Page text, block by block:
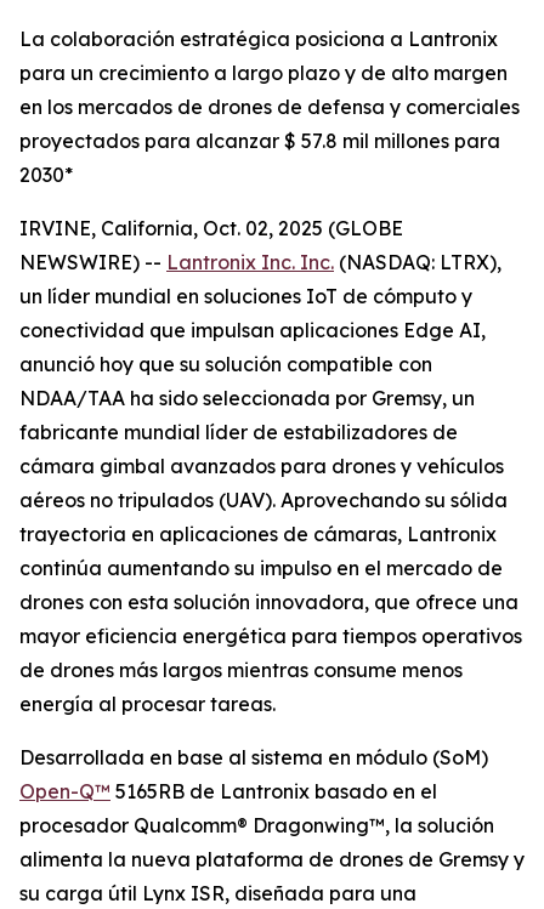
La colaboración estratégica posiciona a Lantronix
para un crecimiento a largo plazo y de alto margen
en los mercados de drones de defensa y comerciales
proyectados para alcanzar $ 57.8 mil millones para
2030*
IRVINE, California, Oct. 02, 2025 (GLOBE
NEWSWIRE) -- Lantronix Inc. Inc. (NASDAQ: LTRX),
un líder mundial en soluciones IoT de cómputo y
conectividad que impulsan aplicaciones Edge AI,
anunció hoy que su solución compatible con
NDAA/TAA ha sido seleccionada por Gremsy, un
fabricante mundial líder de estabilizadores de
cámara gimbal avanzados para drones y vehículos
aéreos no tripulados (UAV). Aprovechando su sólida
trayectoria en aplicaciones de cámaras, Lantronix
continúa aumentando su impulso en el mercado de
drones con esta solución innovadora, que ofrece una
mayor eficiencia energética para tiempos operativos
de drones más largos mientras consume menos
energía al procesar tareas.
Desarrollada en base al sistema en módulo (SoM)
Open-Q™ 5165RB de Lantronix basado en el
procesador Qualcomm® Dragonwing™, la solución
alimenta la nueva plataforma de drones de Gremsy y
su carga útil Lynx ISR, diseñada para una